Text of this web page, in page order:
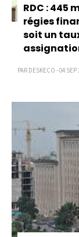
RDC : 445
régies
soit un
PAR DESKECO - 04 SEP